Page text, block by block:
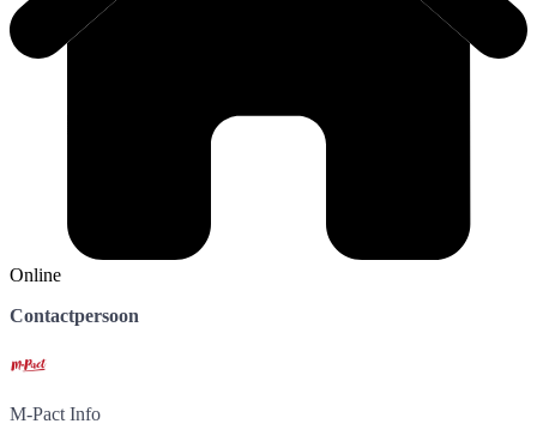
Online
Contactpersoon
M-Pact Info